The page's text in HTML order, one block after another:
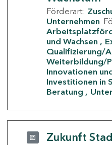
Förderart:
Unternehmen
und Wachsen
Qualifizierung/
Weiterbildung/
Innovationen
Investitionen in
Beratung
Zukunft